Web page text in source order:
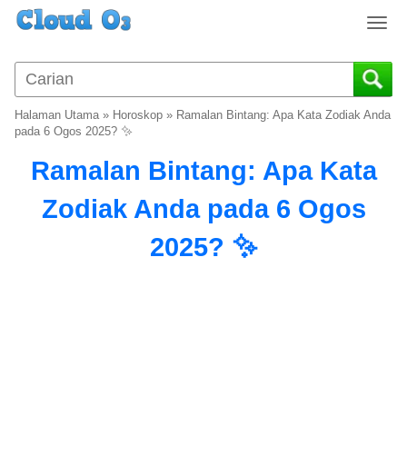
T
g
g
v
Halaman Utama» Horoskop » Ramalan Bintang: Apa Kata Zodiak Anda
pada 6 Ogos 2025? ✨
Ramalan Bintang: Apa Kata
Zodiak Anda pada 6 Ogos
2025? ✨